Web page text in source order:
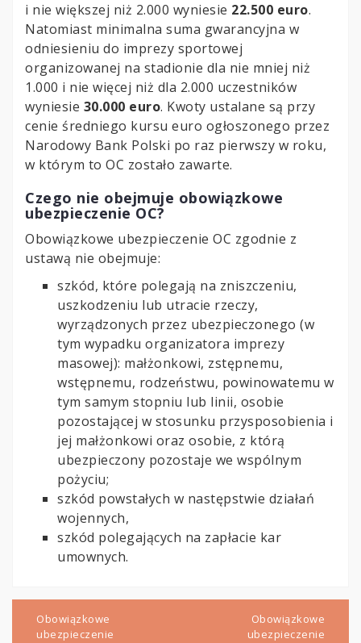
i nie większej niż 2.000 wyniesie 22.500 euro.
Natomiast minimalna suma gwarancyjna w
odniesieniu do imprezy sportowej
organizowanej na stadionie dla nie mniej niż
1.000 i nie więcej niż dla 2.000 uczestników
wyniesie 30.000 euro. Kwoty ustalane są przy
cenie średniego kursu euro ogłoszonego przez
Narodowy Bank Polski po raz pierwszy w roku,
w którym to OC zostało zawarte.
Czego nie obejmuje obowiązkowe
ubezpieczenie OC?
Obowiązkowe ubezpieczenie OC zgodnie z
ustawą nie obejmuje:
szkód, które polegają na zniszczeniu,
uszkodzeniu lub utracie rzeczy,
wyrządzonych przez ubezpieczonego (w
tym wypadku organizatora imprezy
masowej): małżonkowi, zstępnemu,
wstępnemu, rodzeństwu, powinowatemu w
tym samym stopniu lub linii, osobie
pozostającej w stosunku przysposobienia i
jej małżonkowi oraz osobie, z którą
ubezpieczony pozostaje we wspólnym
pożyciu;
szkód powstałych w następstwie działań
wojennych,
szkód polegających na zapłacie kar
umownych.
Nawigacja
wpisuObowiązkowe
ubezpieczenie
Obowiązkowe
ubezpieczenie